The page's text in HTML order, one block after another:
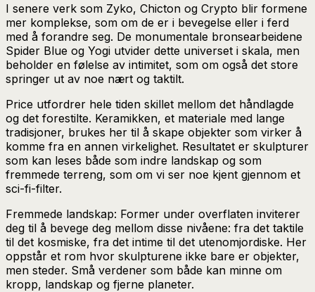
I senere verk som Zyko, Chicton og Crypto blir formene
mer komplekse, som om de er i bevegelse eller i ferd
med å forandre seg. De monumentale bronsearbeidene
Spider Blue og Yogi utvider dette universet i skala, men
beholder en følelse av intimitet, som om også det store
springer ut av noe nært og taktilt.
Price utfordrer hele tiden skillet mellom det håndlagde
og det forestilte. Keramikken, et materiale med lange
tradisjoner, brukes her til å skape objekter som virker å
komme fra en annen virkelighet. Resultatet er skulpturer
som kan leses både som indre landskap og som
fremmede terreng, som om vi ser noe kjent gjennom et
sci-fi-filter.
Fremmede landskap: Former under overflaten inviterer
deg til å bevege deg mellom disse nivåene: fra det taktile
til det kosmiske, fra det intime til det utenomjordiske. Her
oppstår et rom hvor skulpturene ikke bare er objekter,
men steder. Små verdener som både kan minne om
kropp, landskap og fjerne planeter.